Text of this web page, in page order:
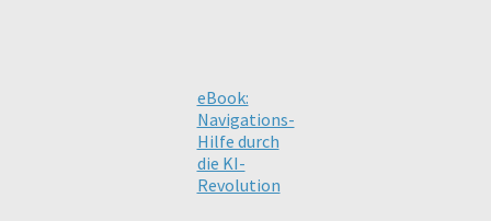
eBook:
Navigations-
Hilfe durch
die KI-
Revolution